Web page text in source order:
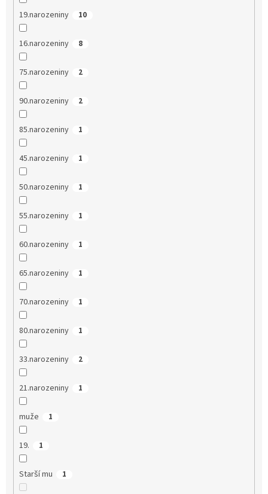
19.narozeniny 10
16.narozeniny 8
75.narozeniny 2
90.narozeniny 2
85.narozeniny 1
45.narozeniny 1
50.narozeniny 1
55.narozeniny 1
60.narozeniny 1
65.narozeniny 1
70.narozeniny 1
80.narozeniny 1
33.narozeniny 2
21.narozeniny 1
muže 1
19. 1
Starší mu 1